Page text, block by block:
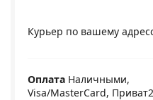
Курьер по вашему
Оплата Наличными,
Visa/MasterCard,